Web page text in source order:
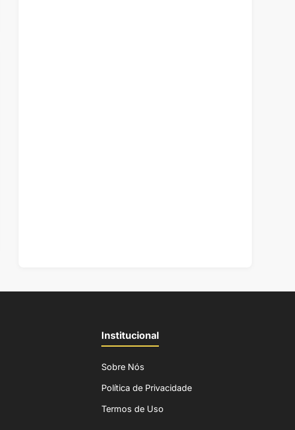
Institucional
Sobre Nós
Política de Privacidade
Termos de Uso